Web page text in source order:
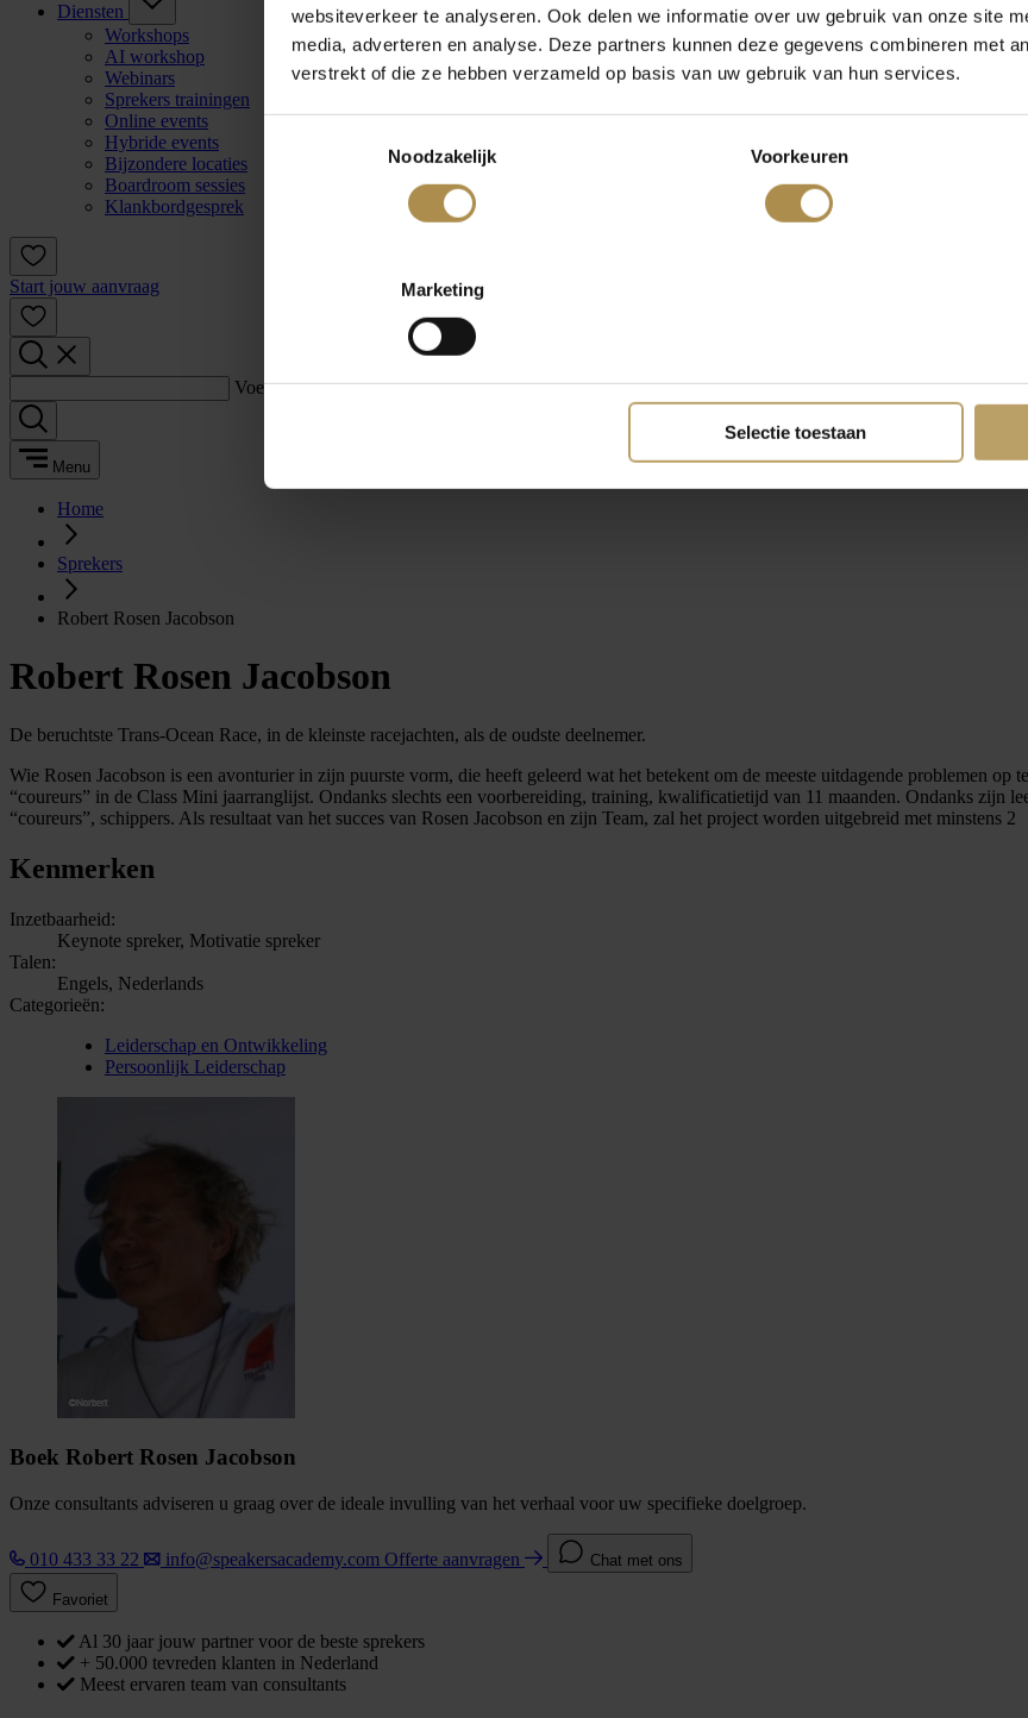
websiteverkeer te analyseren. Ook delen we informatie over uw gebruik van onze site
media, adverteren en analyse. Deze partners kunnen deze gegevens combineren met
verstrekt of die ze hebben verzameld op basis van uw gebruik van hun services.
Noodzakelijk
Voorkeuren
Marketing
Selectie toestaan
Diensten
Workshops
AI workshop
Webinars
Sprekers trainingen
Online events
Hybride events
Bijzondere locaties
Boardroom sessies
Klankbordgesprek
Start jouw aanvraag
Voer een zoekterm in:
Menu
Home
Sprekers
Robert Rosen Jacobson
Robert Rosen Jacobson
De beruchtste Trans-Ocean Race, in de kleinste racejachten, als de oudste deelnemer.
Wie Rosen Jacobson is een avonturier in zijn puurste vorm, die heeft geleerd wat het betekent om de meeste uitdagende problemen
“coureurs” in de Class Mini jaarranglijst. Ondanks slechts een voorbereiding, training, kwalificatietijd van 11 maanden. Ondanks zijn
“coureurs”, schippers. Als resultaat van het succes van Rosen Jacobson en zijn Team, zal het project worden uitgebreid met minstens 2
Kenmerken
Inzetbaarheid:
Keynote spreker, Motivatie spreker
Talen:
Engels, Nederlands
Categorieën:
Leiderschap en Ontwikkeling
Persoonlijk Leiderschap
Boek Robert Rosen Jacobson
Onze consultants adviseren u graag over de ideale invulling van het verhaal voor uw specifieke doelgroep.
010 433 33 22 info@speakersacademy.com Offerte aanvragen Chat met ons
Favoriet
Al 30 jaar jouw partner voor de beste sprekers
+ 50.000 tevreden klanten in Nederland
Meest ervaren team van consultants